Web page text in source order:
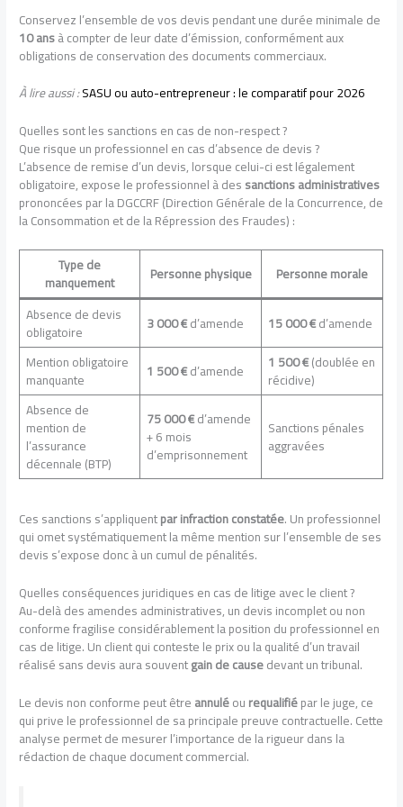
Conservez l’ensemble de vos devis pendant une durée minimale de
10 ansà compter de leur date d’émission, conformément aux
obligations de conservation des documents commerciaux.
À lire aussi :SASU ou auto-entrepreneur : le comparatif pour 2026
Quelles sont les sanctions en cas de non-respect ?
Que risque un professionnel en cas d’absence de devis ?
L’absence de remise d’un devis, lorsque celui-ci est légalement
obligatoire, expose le professionnel à dessanctions administratives
prononcées par la DGCCRF (Direction Générale de la Concurrence, de
la Consommation et de la Répression des Fraudes) :
Type de
manquement Personne physique
Personne morale
Absence de devis
obligatoire 3 000 €d’amende 15 000 €d’amende
Mention obligatoire
manquante 1 500 €d’amende 1 500 €(doublée en
récidive)
Absence de
mention de
l’assurance
décennale (BTP)
75 000 €d’amende
+ 6 mois
d’emprisonnement
Sanctions pénales
aggravées
Ces sanctions s’appliquentpar infraction constatée. Un professionnel
qui omet systématiquement la même mention sur l’ensemble de ses
devis s’expose donc à un cumul de pénalités.
Quelles conséquences juridiques en cas de litige avec le client ?
Au-delà des amendes administratives, un devis incomplet ou non
conforme fragilise considérablement la position du professionnel en
cas de litige. Un client qui conteste le prix ou la qualité d’un travail
réalisé sans devis aura souventgain de causedevant un tribunal.
Le devis non conforme peut êtreannuléourequalifiépar le juge, ce
qui prive le professionnel de sa principale preuve contractuelle. Cette
analyse permet de mesurer l’importance de la rigueur dans la
rédaction de chaque document commercial.